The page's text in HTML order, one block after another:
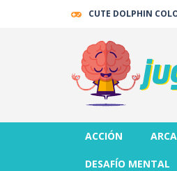
CUTE DOLPHIN
ACCIÓN
DESAFÍO MENTAL